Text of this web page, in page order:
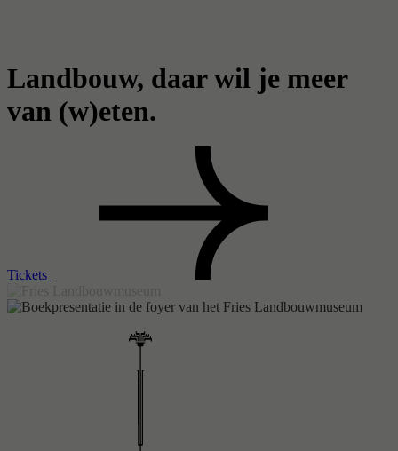
Landbouw, daar wil je meer
van (w)eten.
Tickets